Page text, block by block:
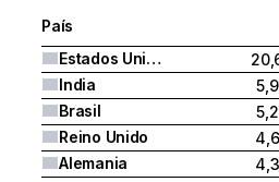
País
Estados Unidos
India
Brasil
Reino Unido
Alemania